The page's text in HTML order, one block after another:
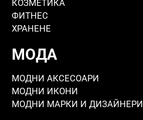
КОЗМЕТИКА
ФИТНЕС
ХРАНЕНЕ
МОДА
МОДНИ АКСЕСОАРИ
МОДНИ ИКОНИ
МОДНИ МАРКИ И ДИЗАЙНЕРИ